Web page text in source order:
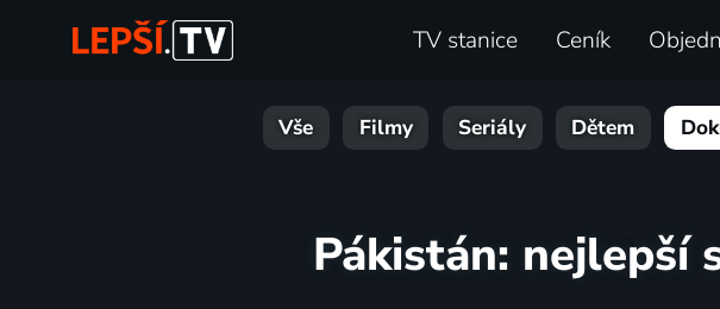
TV stanice Ceník
Vše Filmy Seriály Dětem
Pákistán: nejlepší